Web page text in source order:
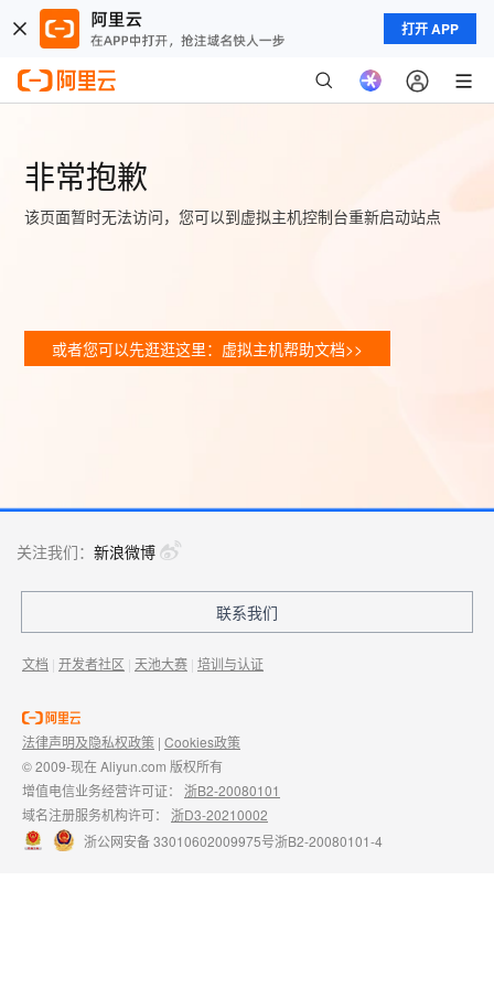
打开 APP
非常抱歉
该页面暂时无法访问，您可以到虚拟主机控制台重新启动站点
或者您可以先逛逛这里：虚拟主机帮助文档>>